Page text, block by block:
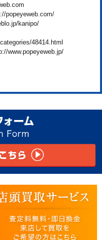
popeyeweb.com/
kanipo/
48414.html
www.popeyeweb.jp/